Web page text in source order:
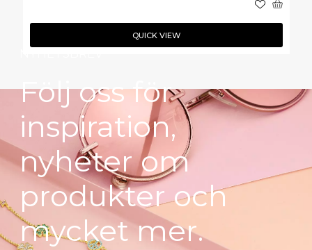
QUICK VIEW
Följ oss för
inspiration,
nyheter om
produkter och
mycket mer.